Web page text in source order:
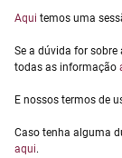
Aqui temos uma
Se a dúvida for
todas as informação
E nossos termos de
Caso tenha alguma
aqui.